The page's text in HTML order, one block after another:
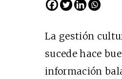
La gestión
sucede hace
información